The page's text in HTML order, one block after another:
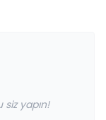
yapın!